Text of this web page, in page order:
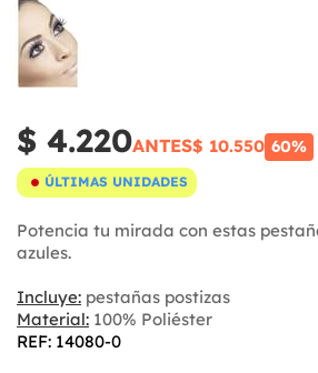
$ 4.220ANTES$ 10.550 60%
ÚLTIMAS UNIDADES
Potencia tu mirada con estas
azules.
Incluye: pestañas postizas
Material: 100% Poliéster
REF: 14080-0